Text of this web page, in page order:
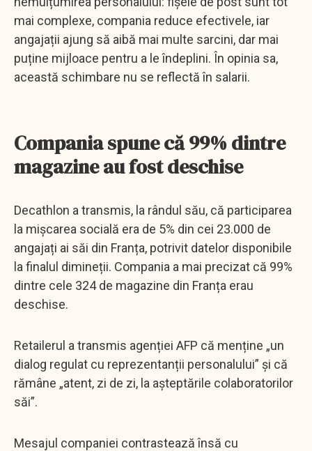
mai complexe, compania reduce efectivele, iar
angajații ajung să aibă mai multe sarcini, dar mai
puține mijloace pentru a le îndeplini. În opinia sa,
această schimbare nu se reflectă în salarii.
Compania spune că 99% dintre
magazine au fost deschise
Decathlon a transmis, la rândul său, că participarea
la mișcarea socială era de 5% din cei 23.000 de
angajați ai săi din Franța, potrivit datelor disponibile
la finalul dimineții. Compania a mai precizat că 99%
dintre cele 324 de magazine din Franța erau
deschise.
Retailerul a transmis agenției AFP că menține „un
dialog regulat cu reprezentanții personalului” și că
rămâne „atent, zi de zi, la așteptările colaboratorilor
săi”.
Mesajul companiei contrastează însă cu